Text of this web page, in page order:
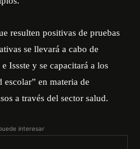
resulten positivas de pruebas
se llevará a cabo de
Issste y se capacitará a los
en materia de
a través del sector salud.
interesar